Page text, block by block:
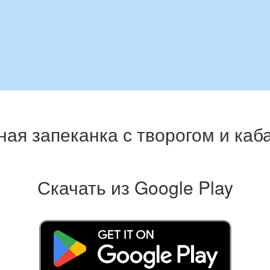
запеканка с творогом и
Скачать из Google Play